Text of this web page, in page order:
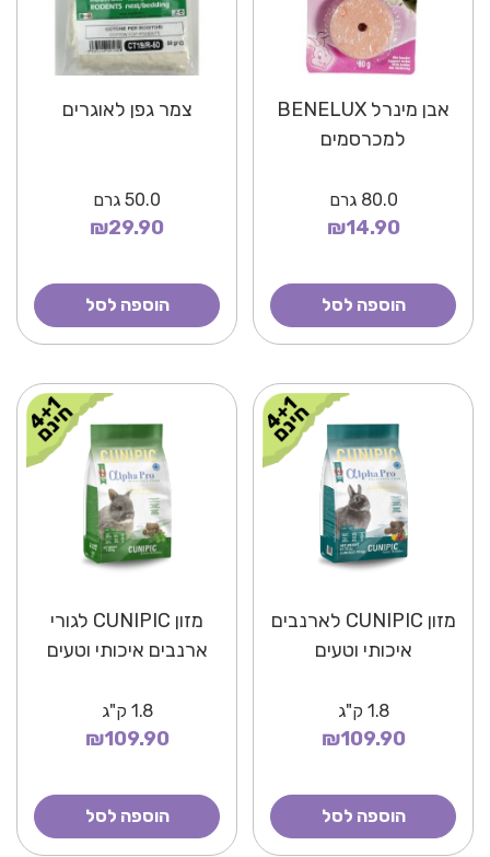
אבן מינרל BENELUX
למכרסמים
80.0 גרם
₪14.90
הוספה לסל
צמר גפן לאוגרים
50.0 גרם
₪29.90
הוספה לסל
מזון CUNIPIC לארנבים
איכותי וטעים
1.8 ק"ג
₪109.90
הוספה לסל
מזון CUNIPIC לגורי
ארנבים איכותי וטעים
1.8 ק"ג
₪109.90
הוספה לסל